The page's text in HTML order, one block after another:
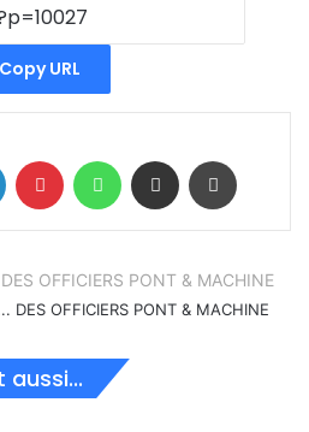
Copy URL
Linkedin Pinterest WhatsAppPartager par email
OFFICIERS PONT & MACHINE
aussi...